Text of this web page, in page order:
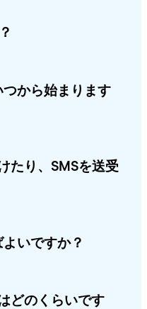
から始まります
たり、SMSを送受
いですか？
どのくらいです